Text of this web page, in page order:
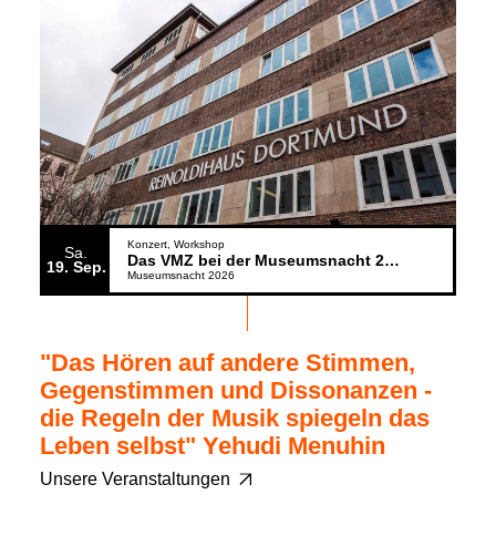
Sa.
19 Sep.
Konzert Workshop
Das VMZ bei der Museumsnacht 2026
Museumsnacht 2026
"Das Hören auf andere Stimmen,
Gegenstimmen und Dissonanzen -
die Regeln der Musik spiegeln das
Leben selbst" Yehudi Menuhin
Unsere Veranstaltungen